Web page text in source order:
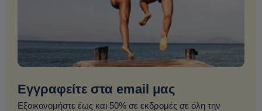
Εγγραφείτε στα email μας
Εξοικονομήστε έως και 50% σε εκδρομές σε όλη την